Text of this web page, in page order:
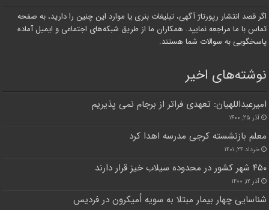
اگر قصد انتشار رپورتاژ آگهی، تبلیغات بنری یا موارد این چنین را دارید، به صفحه
تماس با ما مراجعه نمایید. همکاران ما از طریق شبکه‌های اجتماعی و ایمیل آماده
پاسخگویی به سوالات شما هستند.
نوشته‌های اخیر
امیرعبداللهیان: تعهدی فراتر از برجام نمی پذیریم
آذر ۲۵, ۱۴۰۰
معلم بازنشسته کرجی مدرسه اهدا کرد
خرداد ۲۴, ۱۴۰۱
۴۵۰ شهر کشور در محدوده سیلاب خیز قرار دارند
آذر ۱۲, ۱۴۰۰
شناسایی چهار بیمار مبتلا به سویه اُمیکرون در فردیس